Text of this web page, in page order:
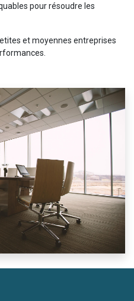
pour résoudre les
et moyennes entreprises